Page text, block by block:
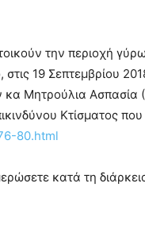
την περιοχή
19 Σεπτεμβρίου
κα Μητρούλια Ασπασία
Κτίσματος
80.html
κατά τη